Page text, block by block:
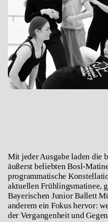
Mit jeder Ausgabe laden die
äußerst beliebten Bosl-
programmatische
aktuellen Frühlingsmatinee,
Bayerischen Junior Ballett
anderem ein Fokus hervor:
der Vergangenheit und